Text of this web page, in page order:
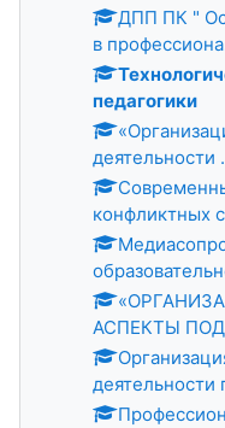
ДПП ПК "
в
педагогики
деятельности
конфликтных
АСПЕКТЫ
деятельности